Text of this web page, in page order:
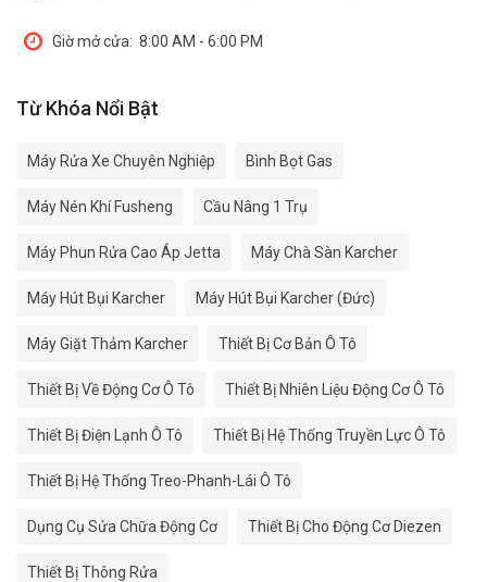
Giờ mở cửa: 8:00 AM - 6:00 PM
Từ Khóa Nổi Bật
Máy Rửa Xe Chuyên Nghiệp Bình Bọt Gas
Máy Nén Khí Fusheng Cầu Nâng 1 Trụ
Máy Phun Rửa Cao Áp Jetta Máy Chà Sàn Karcher
Máy Hút Bụi Karcher Máy Hút Bụi Karcher (Đức)
Máy Giặt Thảm Karcher Thiết Bị Cơ Bản Ô Tô
Thiết Bị Về Động Cơ Ô Tô Thiết Bị Nhiên Liệu Động Cơ Ô Tô
Thiết Bị Điện Lạnh Ô Tô Thiết Bị Hệ Thống Truyền Lực Ô Tô
Thiết Bị Hệ Thống Treo-Phanh-Lái Ô Tô
Dụng Cụ Sửa Chữa Động Cơ Thiết Bị Cho Động Cơ Diezen
Thiết Bị Thông Rửa